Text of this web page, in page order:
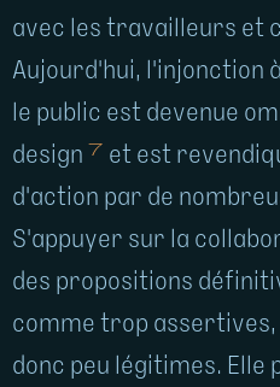
avec les travailleurs et
Aujourd'hui, l'injonction
le public est devenue
design 7 et est
d'action par de
S'appuyer sur la
des propositions
comme trop
donc peu légitimes. Elle